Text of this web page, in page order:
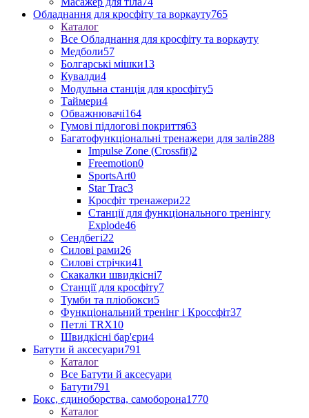
Обладнання для кросфіту та воркауту765
Каталог
Все Обладнання для кросфіту та воркауту
Медболи57
Болгарські мішки13
Кувалди4
Модульна станція для кросфіту5
Таймери4
Обважнювачі164
Гумові підлогові покриття63
Багатофункціональні тренажери для залів288
Impulse Zone (Crossfit)2
Freemotion0
SportsArt0
Star Trac3
Кросфіт тренажери22
Станції для функціонального тренінгу
Explode46
Сендбегі22
Силові рами26
Силові стрічки41
Скакалки швидкісні7
Станції для кросфіту7
Тумби та пліобокси5
Функціональний тренінг і Кроссфіт37
Петлі TRX10
Швидкісні бар'єри4
Батути й аксесуари791
Каталог
Все Батути й аксесуари
Батути791
Бокс, єдиноборства, самоборона1770
Каталог